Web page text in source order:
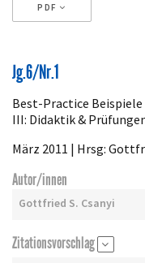
PDF
Jg.6/Nr.1
Best-Practice Beispiele
III: Didaktik &
März 2011 | Hrsg:
Autor/innen
Gottfried S. Csanyi
Zitationsvorschlag